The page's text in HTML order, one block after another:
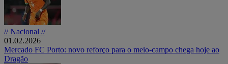
// Nacional //
01.02.2026
Mercado FC Porto: novo reforço para o meio-campo chega hoje ao
Dragão